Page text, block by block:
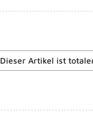
Dieser Artikel ist